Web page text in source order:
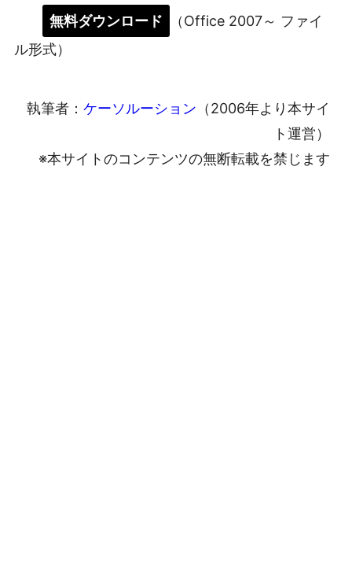
無料ダウンロード
（Office 2007～ ファイ
ル形式）
執筆者： ケーソルーション （2006年より本サイ
ト運営）
※本サイトのコンテンツの無断転載を禁じます